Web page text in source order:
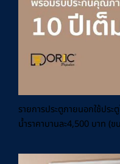
รายการประตูภายนอกใช้ประ
น้ำราคาบานละ4,500 บาท (